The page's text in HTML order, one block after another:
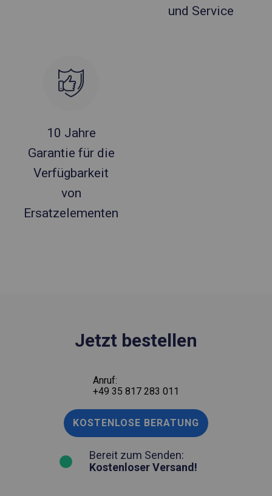
und Service
10 Jahre
Garantie für die
Verfügbarkeit
von
Ersatzelementen
Jetzt bestellen
Anruf:
+49 35 817 283 011
KOSTENLOSE BERATUNG
Bereit zum Senden:
Kostenloser Versand!